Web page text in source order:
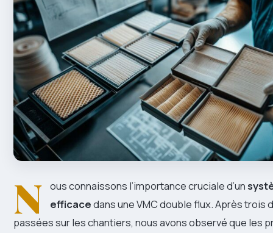
N ous connaissons l’importance cruciale d’un
efficacedans une VMC double flux. Après trois
passées sur les chantiers, nous avons observé que les